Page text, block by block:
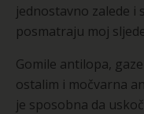
jednostavno zalede i
posmatraju moj
Gomile antilopa,
ostalim i močvarna
je sposobna da